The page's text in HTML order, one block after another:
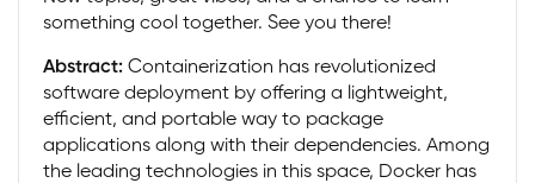
something cool together. See you there!
Abstract: Containerization has revolutionized
software deployment by offering a lightweight,
efficient, and portable way to package
applications along with their dependencies. Among
the leading technologies in this space, Docker has